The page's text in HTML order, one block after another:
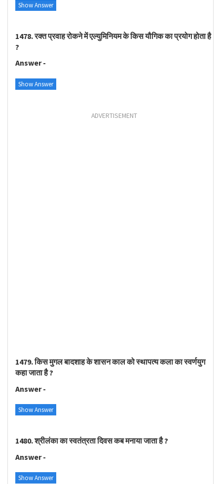
Show Answer
1478. रक्त प्रवाह रोकने में एल्युमिनियम के किस यौगिक का प्रयोग होता है
?
Answer -
Show Answer
ADVERTISEMENT
1479. किस मुगल बादशाह के शासन काल को स्थापत्य कला का स्वर्णयुग
कहा जाता है ?
Answer -
Show Answer
1480. श्रीलंका का स्वतंत्रता दिवस कब मनाया जाता है ?
Answer -
Show Answer